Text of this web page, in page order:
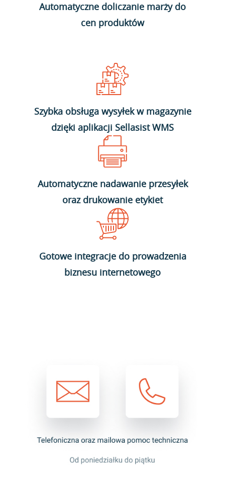
Automatyczne doliczanie marży do
cen produktów
Szybka obsługa wysyłek w magazynie
dzięki aplikacji Sellasist WMS
Automatyczne nadawanie przesyłek
oraz drukowanie etykiet
Gotowe integracje do prowadzenia
biznesu internetowego